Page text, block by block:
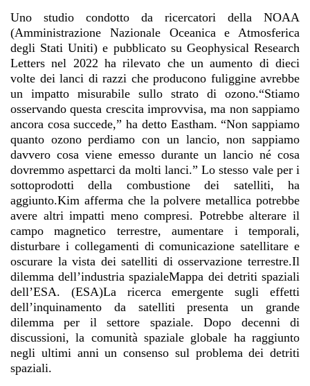
Uno studio condotto da ricercatori della NOAA
(Amministrazione Nazionale Oceanica e Atmosferica
degli Stati Uniti) e pubblicato su Geophysical Research
Letters nel 2022 ha rilevato che un aumento di dieci
volte dei lanci di razzi che producono fuliggine avrebbe
un impatto misurabile sullo strato di ozono.“Stiamo
osservando questa crescita improvvisa, ma non sappiamo
ancora cosa succede,” ha detto Eastham. “Non sappiamo
quanto ozono perdiamo con un lancio, non sappiamo
davvero cosa viene emesso durante un lancio né cosa
dovremmo aspettarci da molti lanci.” Lo stesso vale per i
sottoprodotti della combustione dei satelliti, ha
aggiunto.Kim afferma che la polvere metallica potrebbe
avere altri impatti meno compresi. Potrebbe alterare il
campo magnetico terrestre, aumentare i temporali,
disturbare i collegamenti di comunicazione satellitare e
oscurare la vista dei satelliti di osservazione terrestre.Il
dilemma dell’industria spazialeMappa dei detriti spaziali
dell’ESA. (ESA)La ricerca emergente sugli effetti
dell’inquinamento da satelliti presenta un grande
dilemma per il settore spaziale. Dopo decenni di
discussioni, la comunità spaziale globale ha raggiunto
negli ultimi anni un consenso sul problema dei detriti
spaziali.